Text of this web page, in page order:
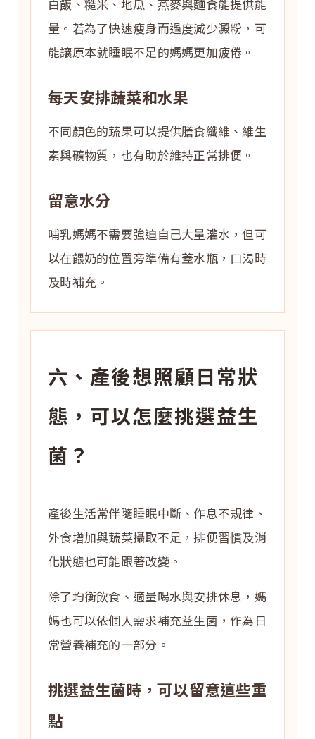
白飯、糙米、地瓜、燕麥與麵食能提供能
量。若為了快速瘦身而過度減少澱粉，可
能讓原本就睡眠不足的媽媽更加疲倦。
每天安排蔬菜和水果
不同顏色的蔬果可以提供膳食纖維、維生
素與礦物質，也有助於維持正常排便。
留意水分
哺乳媽媽不需要強迫自己大量灌水，但可
以在餵奶的位置旁準備有蓋水瓶，口渴時
及時補充。
六、產後想照顧日常狀
態，可以怎麼挑選益生
菌？
產後生活常伴隨睡眠中斷、作息不規律、
外食增加與蔬菜攝取不足，排便習慣及消
化狀態也可能跟著改變。
除了均衡飲食、適量喝水與安排休息，媽
媽也可以依個人需求補充益生菌，作為日
常營養補充的一部分。
挑選益生菌時，可以留意這些重
點